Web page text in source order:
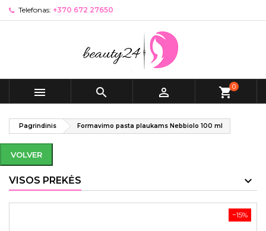
Telefonas: +370 672 27650
   shopping_cart0
Pagrindinis Formavimo pasta plaukams Nebbiolo 100 ml
VOLVER
VISOS PREKĖS
−15%